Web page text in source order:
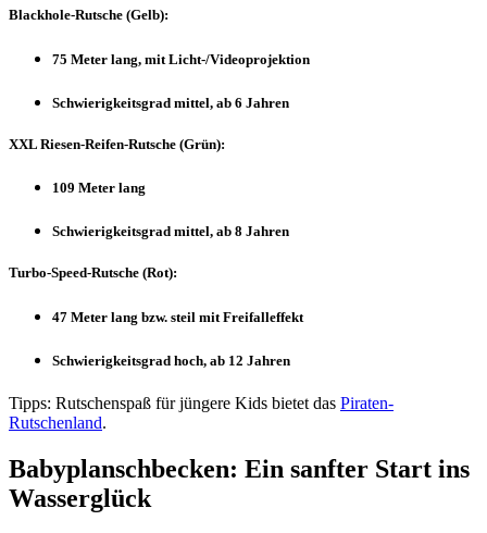
Blackhole-Rutsche (Gelb):
75 Meter lang, mit Licht-/Videoprojektion
Schwierigkeitsgrad mittel, ab 6 Jahren
XXL Riesen-Reifen-Rutsche (Grün):
109 Meter lang
Schwierigkeitsgrad mittel, ab 8 Jahren
Turbo-Speed-Rutsche (Rot):
47 Meter lang bzw. steil mit Freifalleffekt
Schwierigkeitsgrad hoch, ab 12 Jahren
Tipps: Rutschenspaß für jüngere Kids bietet das Piraten-
Rutschenland.
Babyplanschbecken: Ein sanfter Start ins
Wasserglück